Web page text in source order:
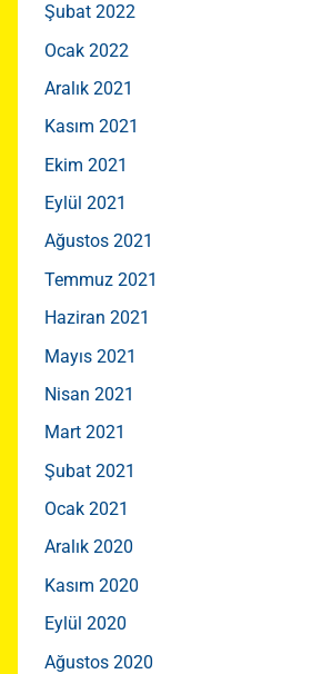
Şubat 2022
Ocak 2022
Aralık 2021
Kasım 2021
Ekim 2021
Eylül 2021
Ağustos 2021
Temmuz 2021
Haziran 2021
Mayıs 2021
Nisan 2021
Mart 2021
Şubat 2021
Ocak 2021
Aralık 2020
Kasım 2020
Eylül 2020
Ağustos 2020